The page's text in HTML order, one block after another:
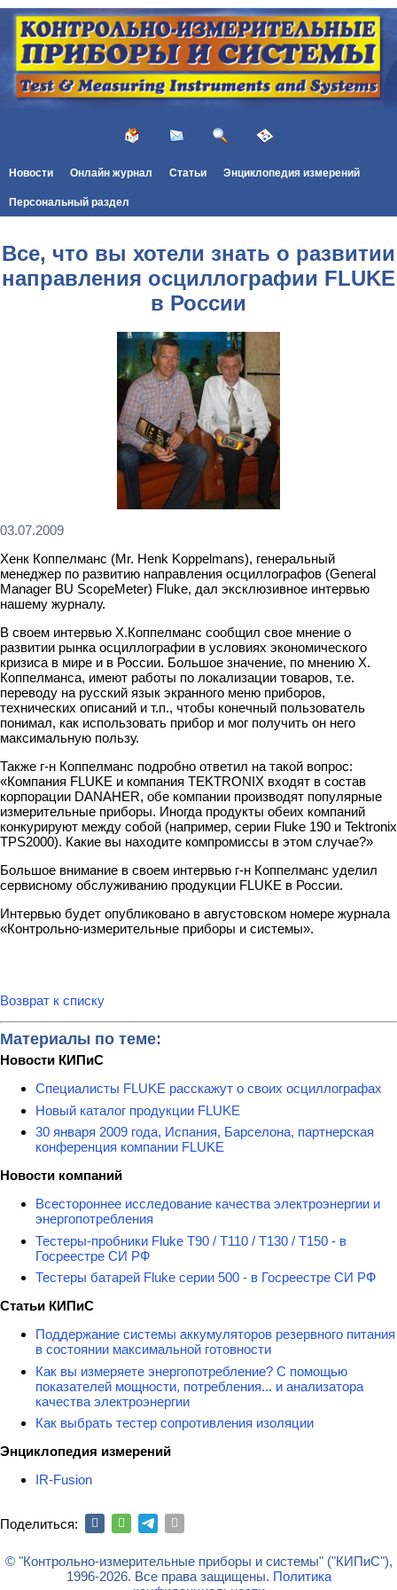
Новости Онлайн журнал Статьи Энциклопедия измерений
Персональный раздел
Все, что вы хотели знать о развитии
направления осциллографии FLUKE
в России
03.07.2009
Хенк Коппелманс (Mr. Henk Koppelmans), генеральный
менеджер по развитию направления осциллографов (General
Manager BU ScopeMeter) Fluke, дал эксклюзивное интервью
нашему журналу.
В своем интервью Х.Коппелманс сообщил свое мнение о
развитии рынка осциллографии в условиях экономического
кризиса в мире и в России. Большое значение, по мнению Х.
Коппелманса, имеют работы по локализации товаров, т.е.
переводу на русский язык экранного меню приборов,
технических описаний и т.п., чтобы конечный пользователь
понимал, как использовать прибор и мог получить он него
максимальную пользу.
Также г-н Коппелманс подробно ответил на такой вопрос:
«Компания FLUKE и компания TEKTRONIX входят в состав
корпорации DANAHER, обе компании производят популярные
измерительные приборы. Иногда продукты обеих компаний
конкурируют между собой (например, серии Fluke 190 и Tektronix
TPS2000). Какие вы находите компромиссы в этом случае?»
Большое внимание в своем интервью г-н Коппелманс уделил
сервисному обслуживанию продукции FLUKE в России.
Интервью будет опубликовано в августовском номере журнала
«Контрольно-измерительные приборы и системы».
Возврат к списку
Материалы по теме:
Новости КИПиС
Специалисты FLUKE расскажут о своих осциллографах
Новый каталог продукции FLUKE
30 января 2009 года, Испания, Барселона, партнерская
конференция компании FLUKE
Новости компаний
Всестороннее исследование качества электроэнергии и
энергопотребления
Тестеры-пробники Fluke T90 / T110 / T130 / T150 - в
Госреестре СИ РФ
Тестеры батарей Fluke серии 500 - в Госреестре СИ РФ
Статьи КИПиС
Поддержание системы аккумуляторов резервного питания
в состоянии максимальной готовности
Как вы измеряете энергопотребление? С помощью
показателей мощности, потребления... и анализатора
качества электроэнергии
Как выбрать тестер сопротивления изоляции
Энциклопедия измерений
IR-Fusion
Поделиться:
© "Контрольно-измерительные приборы и системы" ("КИПиС"),
1996-2026. Все права защищены. Политика